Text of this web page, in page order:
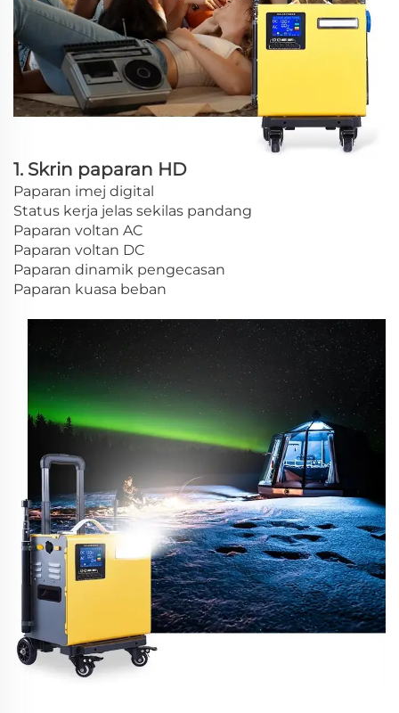
1. Skrin paparan HD
Paparan imej digital
Status kerja jelas sekilas pandang
Paparan voltan AC
Paparan voltan DC
Paparan dinamik pengecasan
Paparan kuasa beban